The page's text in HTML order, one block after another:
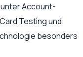
Account-
Testing und
besonders